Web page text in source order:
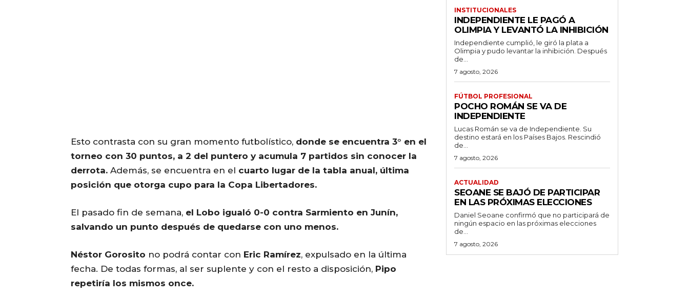
Esto contrasta con su gran momento futbolístico, donde se encuentra 3° en el
torneo con 30 puntos, a 2 del puntero y acumula 7 partidos sin conocer la
derrota. Además, se encuentra en el cuarto lugar de la tabla anual, última
posición que otorga cupo para la Copa Libertadores.
El pasado fin de semana, el Lobo igualó 0-0 contra Sarmiento en Junín,
salvando un punto después de quedarse con uno menos.
Néstor Gorosito no podrá contar con Eric Ramírez, expulsado en la última
fecha. De todas formas, al ser suplente y con el resto a disposición, Pipo
repetiría los mismos once.
INSTITUCIONALES
INDEPENDIENTE LE PAGÓ A
OLIMPIA Y LEVANTÓ LA INHIBICIÓN
Independiente cumplió, le giró la plata a
Olimpia y pudo levantar la inhibición. Después
de...
7 agosto, 2026
FÚTBOL PROFESIONAL
POCHO ROMÁN SE VA DE
INDEPENDIENTE
Lucas Román se va de Independiente. Su
destino estará en los Países Bajos. Rescindió
de...
7 agosto, 2026
ACTUALIDAD
SEOANE SE BAJÓ DE PARTICIPAR
EN LAS PRÓXIMAS ELECCIONES
Daniel Seoane confirmó que no participará de
ningún espacio en las próximas elecciones
de...
7 agosto, 2026